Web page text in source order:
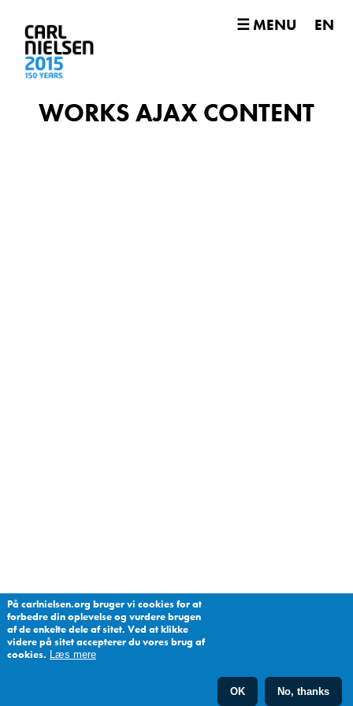
☰ MENU
WORKS AJAX CONTENT
EN
På carlnielsen.org bruger vi cookies for at
forbedre din oplevelse og vurdere brugen
af de enkelte dele af sitet. Ved at klikke
videre på sitet accepterer du vores brug af
cookies. Læs mere
OK No, thanks